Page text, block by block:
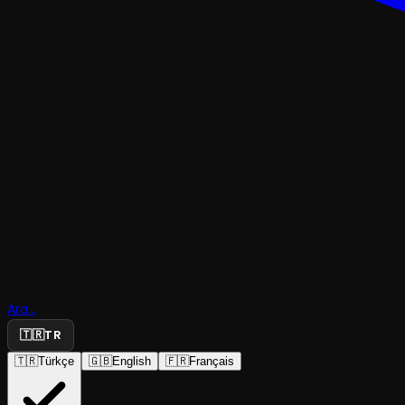
Ara...
🇹🇷TR
🇹🇷Türkçe 🇬🇧English 🇫🇷Français
Sende Çık